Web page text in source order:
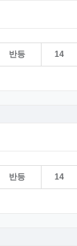
반등 14
반등 14